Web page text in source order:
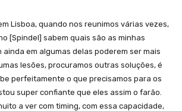
Lisboa, quando nos reunimos várias vezes,
[Spindel] sabem quais são as minhas
em algumas delas poderem ser mais
lesões, procuramos outras soluções, é
perfeitamente o que precisamos para os
super confiante que eles assim o farão.
a ver com timing, com essa capacidade,